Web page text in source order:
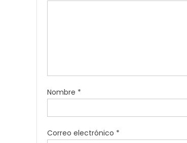
Nombre *
Correo electrónico *